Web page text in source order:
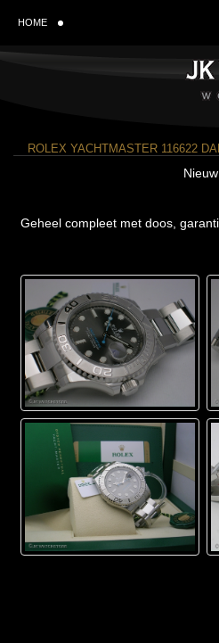
HOME
ROLEX YACHTMASTER 116622
Geheel compleet met doos,